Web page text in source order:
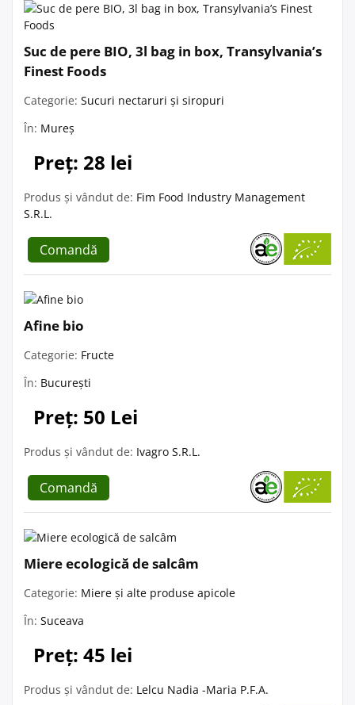
Suc de pere BIO, 3l bag in box, Transylvania’s
Finest Foods
Categorie: Sucuri nectaruri și siropuri
În: Mureș
Preț: 28 lei
Produs și vândut de: Fim Food Industry Management
S.R.L.
Comandă
Afine bio
Categorie: Fructe
În: București
Preț: 50 Lei
Produs și vândut de: Ivagro S.R.L.
Comandă
Miere ecologică de salcâm
Categorie: Miere și alte produse apicole
În: Suceava
Preț: 45 lei
Produs și vândut de: Lelcu Nadia -Maria P.F.A.